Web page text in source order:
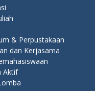
& Perpustakaan
dan Kerjasama
Aktif